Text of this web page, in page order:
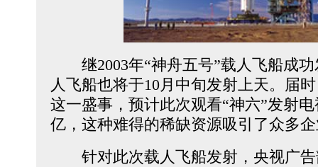
继2003年“神舟五号”载人飞船成功
人飞船也将于10月中旬发射上天。届
这一盛事，预计此次观看“神六”发射
亿，这种难得的稀缺资源吸引了众多
针对此次载人飞船发射，央视广告